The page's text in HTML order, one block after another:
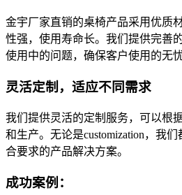
金宇厂家直销的桌椅产品采用优质
性强，使用寿命长。我们提供完善
使用中的问题，确保客户使用的无忧
灵活定制，适应不同需求
我们提供灵活的定制服务，可以根
和生产。无论是customization，我
合要求的产品解决方案。
成功案例：